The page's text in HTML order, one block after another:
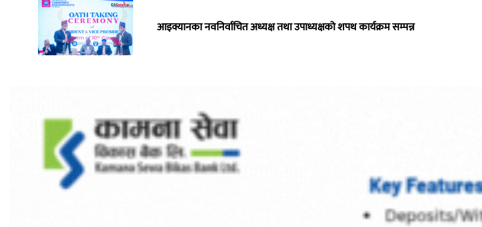
आइक्यानका नवनिर्वाचित अध्यक्ष तथा उपाध्यक्षको शपथ कार्यक्रम सम्पन्न